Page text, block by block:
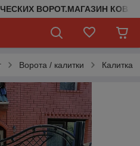
ВОРОТ.МАГАЗИН
Ворота / калитки Калитка